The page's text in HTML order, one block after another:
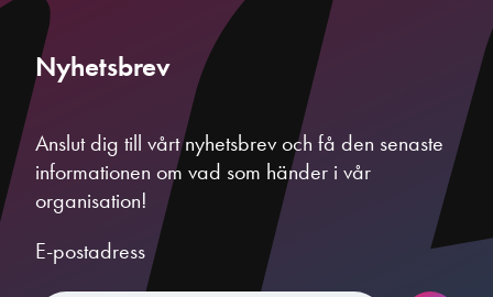
Nyhetsbrev
Anslut dig till vårt nyhetsbrev och få den senaste
informationen om vad som händer i vår
organisation!
E-postadress